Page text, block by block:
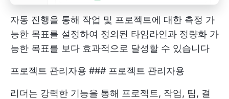
자동 진행을 통해 작업 및 프로젝트에 대한 측정 가
능한 목표를 설정하여 정의된 타임라인과 정량화 가
능한 목표를 보다 효과적으로 달성할 수 있습니다
프로젝트 관리자용 ### 프로젝트 관리자용
리더는 강력한 기능을 통해 프로젝트, 작업, 팀, 결